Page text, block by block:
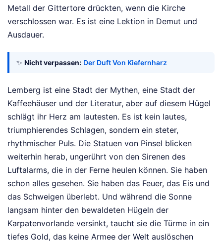
Metall der Gittertore drückten, wenn die Kirche
verschlossen war. Es ist eine Lektion in Demut und
Ausdauer.
✨ Nicht verpassen: Der Duft Von Kiefernharz
Lemberg ist eine Stadt der Mythen, eine Stadt der
Kaffeehäuser und der Literatur, aber auf diesem Hügel
schlägt ihr Herz am lautesten. Es ist kein lautes,
triumphierendes Schlagen, sondern ein steter,
rhythmischer Puls. Die Statuen von Pinsel blicken
weiterhin herab, ungerührt von den Sirenen des
Luftalarms, die in der Ferne heulen können. Sie haben
schon alles gesehen. Sie haben das Feuer, das Eis und
das Schweigen überlebt. Und während die Sonne
langsam hinter den bewaldeten Hügeln der
Karpatenvorlande versinkt, taucht sie die Türme in ein
tiefes Gold, das keine Armee der Welt auslöschen